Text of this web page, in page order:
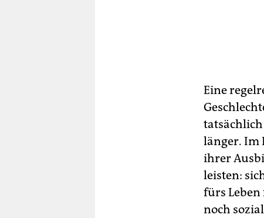
Eine
länger. Im
ihrer
leisten:
fürs
noch